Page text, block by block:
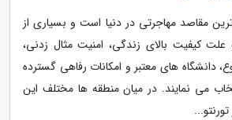
مقاصد مهاجرتی در دنیا است و بسیاری از
علت کیفیت بالای زندگی، امنیت مثال زدنی،
دانشگاه های معتبر و امکانات رفاهی گسترده
می نمایند. در میان منطقه ها مختلف این